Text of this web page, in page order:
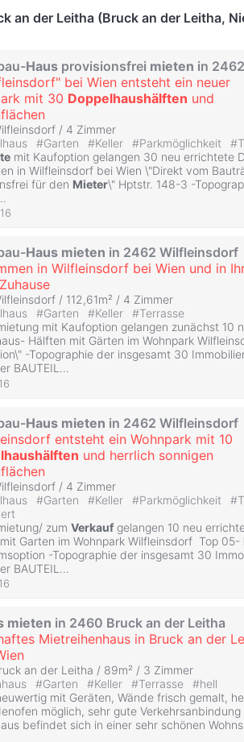
an der Leitha (Bruck an der Leitha,
Haus provisionsfrei mieten in
bei Wien entsteht ein neuer
mit 30 Doppelhaushälften und
/ 4 Zimmer
#Garten #Keller #Parkmöglichkeit #
mit Kaufoption gelangen 30 neu errichtete
in Wilfleinsdorf bei Wien \"Direkt vom
für den Mieter\" Hptstr. 148-3 -
Haus mieten in 2462 Wilfleinsdorf
in Wilfleinsdorf bei Wien und in
/ 112,61m² / 4 Zimmer
#Garten #Keller #Terrasse
mit Kaufoption gelangen zunächst 10
Hälften mit Gärten im Wohnpark
-Topographie der insgesamt 30
BAUTEIL...
Haus mieten in 2462 Wilfleinsdorf
entsteht ein Wohnpark mit 10
und herrlich sonnigen
/ 4 Zimmer
#Garten #Keller #Parkmöglichkeit #
zum Verkauf gelangen 10 neu
Garten im Wohnpark Wilfleinsdorf Top 05-
-Topographie der insgesamt 30
BAUTEIL...
mieten in 2460 Bruck an der Leitha
Mietreihenhaus in Bruck an der
an der Leitha / 89m² / 3 Zimmer
#Garten #Keller #Terrasse #hell
mit Geräten, Wände frisch gemalt,
möglich, sehr gute
befindet sich in einer sehr schönen